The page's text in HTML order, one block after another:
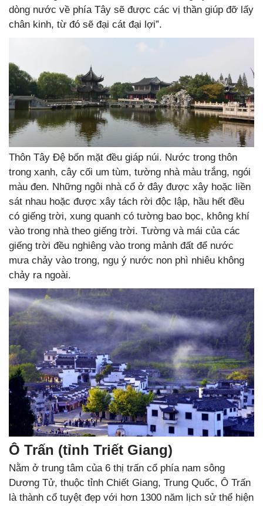
dòng nước về phía Tây sẽ được các vị thần giúp đỡ lấy
chân kinh, từ đó sẽ đại cát đại lợi”.
Thôn Tây Đệ bốn mặt đều giáp núi. Nước trong thôn
trong xanh, cây cối um tùm, tường nhà màu trắng, ngói
màu đen. Những ngôi nhà cổ ở đây được xây hoặc liền
sát nhau hoặc được xây tách rời độc lập, hầu hết đều
có giếng trời, xung quanh có tường bao bọc, không khí
vào trong nhà theo giếng trời. Tường và mái của các
giếng trời đều nghiêng vào trong mảnh đất để nước
mưa chảy vào trong, ngụ ý nước non phì nhiêu không
chảy ra ngoài.
Ô Trấn (tỉnh Triết Giang)
Nằm ở trung tâm của 6 thị trấn cổ phía nam sông
Dương Tử, thuộc tỉnh Chiết Giang, Trung Quốc, Ô Trấn
là thành cổ tuyệt đẹp với hơn 1300 năm lịch sử thể hiện